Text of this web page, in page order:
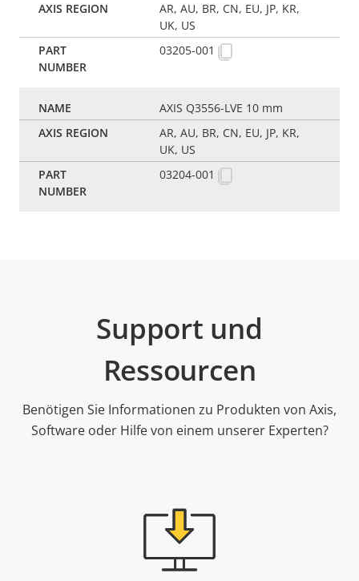
AR, AU, BR, CN, EU, JP, KR,
UK, US
03205-001
AXIS Q3556-LVE 10 mm
AR, AU, BR, CN, EU, JP, KR,
UK, US
03204-001
Support und
Ressourcen
Benötigen Sie Informationen zu Produkten von Axis,
Software oder Hilfe von einem unserer Experten?